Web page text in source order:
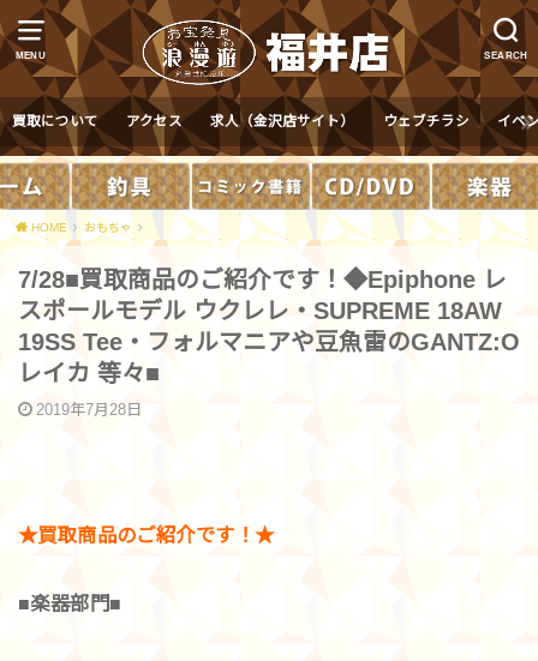
MENU SEARCH
買取について アクセス 求人（金沢店サイト） ウェブチラシ イベ
HOME おもちゃ
7/28■買取商品のご紹介です！◆Epiphone レ
スポールモデル ウクレレ・SUPREME 18AW
19SS Tee・フォルマニアや豆魚雷のGANTZ:O
レイカ 等々■
2019年7月28日
★買取商品のご紹介です！★
■楽器部門■